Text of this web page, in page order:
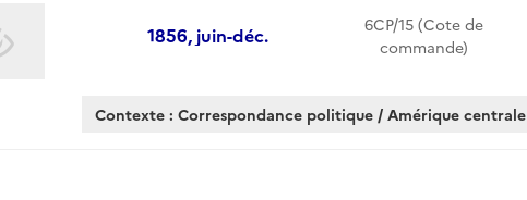
1856, juin-déc.
6CP/15 (Cote de
commande)
Contexte : Correspondance politique / Amérique centrale